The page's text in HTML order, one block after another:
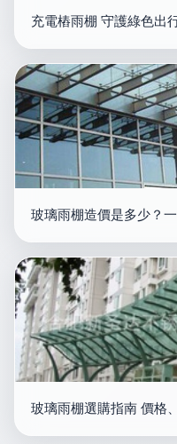
充電樁雨棚 守護綠色出
玻璃雨棚造價是多少？
玻璃雨棚選購指南 價格